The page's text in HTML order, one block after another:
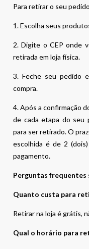
Para retirar o seu
1. Escolha seus
2. Digite o CEP onde
retirada em loja física.
3. Feche seu pedido
compra.
4. Após a confirmação
de cada etapa do seu
para ser retirado. O
escolhida é de 2
pagamento.
Perguntas frequentes
Quanto custa para
Retirar na loja é grátis,
Qual o horário para